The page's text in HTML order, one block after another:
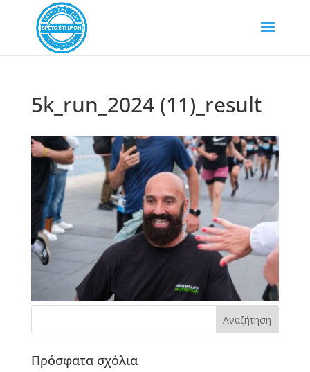
5k_run_2024 (11)_result
Πρόσφατα σχόλια